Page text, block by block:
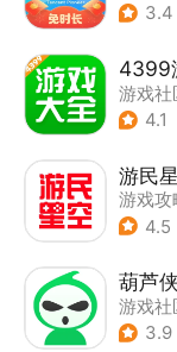
3.4
4399
游戏社
4.1
游民
游戏攻
4.5
葫芦
游戏社
3.9